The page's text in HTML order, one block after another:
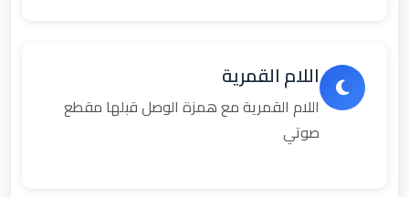
اللام القمرية
اللام القمرية مع همزة الوصل قبلها مقطع
صوتي